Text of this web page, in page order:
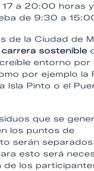
a 20:00 horas y
de 9:30 a
de la Ciudad de
carrera sostenible
entorno por
por ejemplo la
Isla Pinto o el
que se
los puntos de
serán
esto será
de los